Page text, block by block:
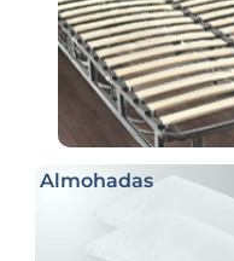
Almohadas